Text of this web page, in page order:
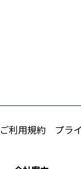
ご利用規約 プラ